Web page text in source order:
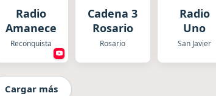
Radio
Amanecer
Reconquista
Cadena 3
Rosario
Rosario
Radio
Uno
San Javier
Cargar más